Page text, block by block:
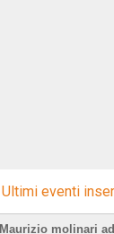
Ultimi eventi
Maurizio molinari